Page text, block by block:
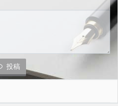
投稿